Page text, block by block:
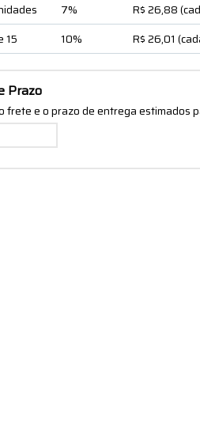
7% R$ 26,88
15
10% R$ 26,01
Prazo
frete e o prazo de entrega estimados